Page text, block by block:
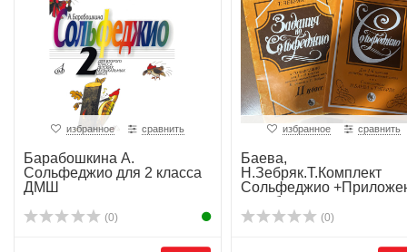
избранное сравнить
Барабошкина А.
Сольфеджио для 2 класса
ДМШ
(0)
избранное сравнить
Баева,
Н.Зебряк.Т.Комплект
Сольфеджио
(0)